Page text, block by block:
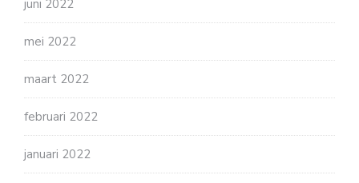
juni 2022
mei 2022
maart 2022
februari 2022
januari 2022